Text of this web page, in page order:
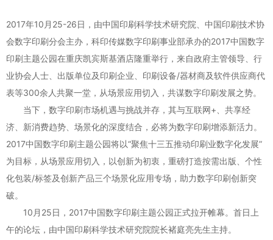
2017年10月25-26日，由中国印刷科学技术研究院、中国印刷技术协
会数字印刷分会主办，科印传媒数字印刷事业部承办的2017中国数字
印刷主题公园在重庆凯宾斯基酒店隆重举行，来自政府主管领导、行
业协会人士、出版单位及印刷企业、印刷设备/器材商及软件供应商代
表等300余人共聚一堂，从场景应用切入，共谋数字印刷发展之势。
当下，数字印刷市场机遇与挑战并存，其与互联网+、共享经
济、新消费趋势、场景化的深度结合，必将为数字印刷增添新活力。
2017中国数字印刷主题公园将以“聚焦十三五推动印刷业数字化发展”
为目标，从场景应用切入，以创新为初衷，重磅打造按需出版、个性
化包装/标签及创新产品三个场景化应用专场，助力数字印刷创新突
破。
10月25日，2017中国数字印刷主题公园正式拉开帷幕。首日上
午的论坛，由中国印刷科学技术研究院院长褚庭亮先生主持。